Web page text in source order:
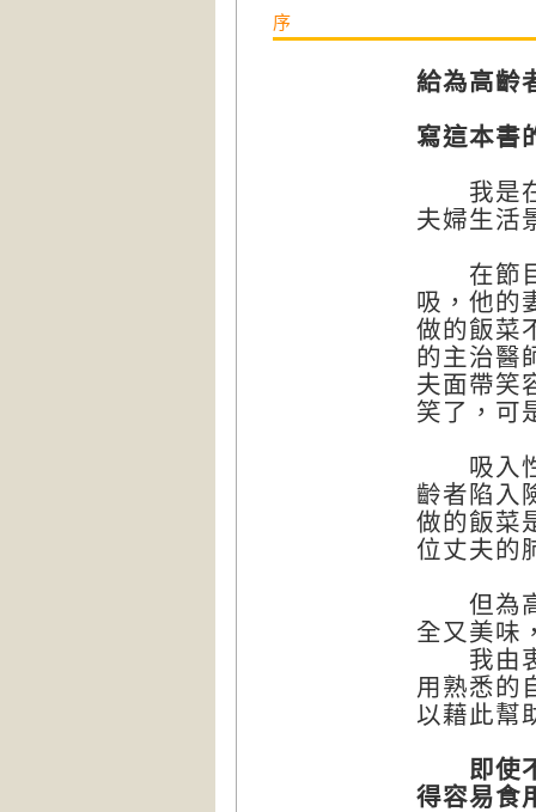
序
給為高齡
寫這本書
我是在
夫婦生活
在節目
吸，他的
做的飯菜
的主治醫
夫面帶笑
笑了，
吸入性
齡者陷入
做的飯菜
位丈夫的
但為高
全又美味
我由衷
用熟悉的
以藉此幫
即使不
得容易食